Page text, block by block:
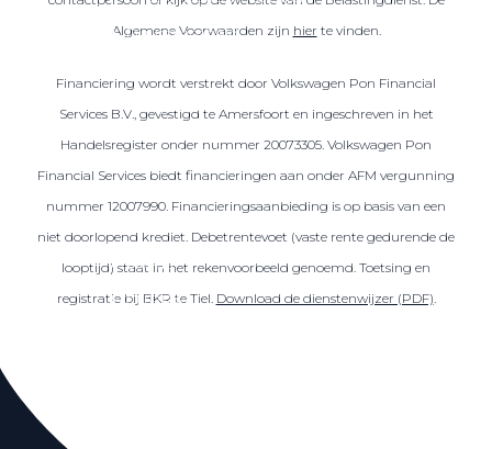
Duurzaamheid
Veelgestelde vragen
Aanbod elektrisch
Škoda
CUPRA
Algemene Voorwaarden zijn hier te vinden.
Financiering wordt verstrekt door Volkswagen Pon Financial
Services B.V., gevestigd te Amersfoort en ingeschreven in het
Handelsregister onder nummer 20073305. Volkswagen Pon
Financial Services biedt financieringen aan onder AFM vergunning
nummer 12007990. Financieringsaanbieding is op basis van een
niet doorlopend krediet. Debetrentevoet (vaste rente gedurende de
looptijd) staat in het rekenvoorbeeld genoemd. Toetsing en
registratie bij BKR te Tiel. Download de dienstenwijzer (PDF).